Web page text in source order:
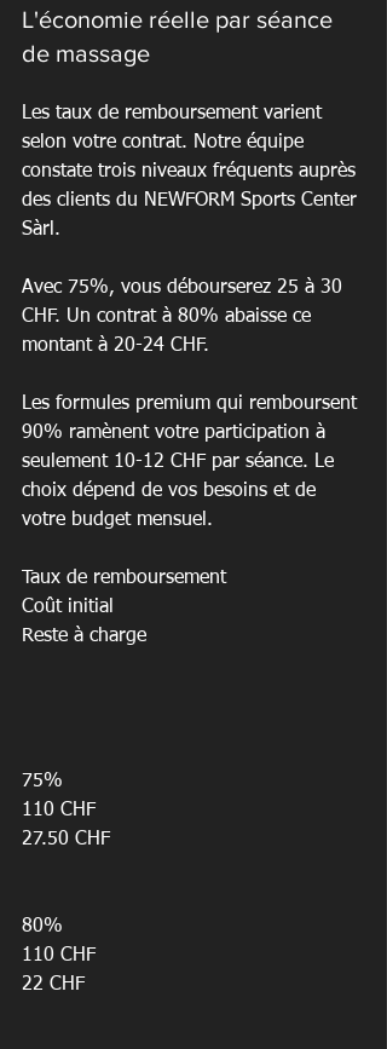
L'économie réelle par séance
de massage
Les taux de remboursement varient
selon votre contrat. Notre équipe
constate trois niveaux fréquents auprès
des clients du NEWFORM Sports Center
Sàrl.
Avec 75%, vous débourserez 25 à 30
CHF. Un contrat à 80% abaisse ce
montant à 20-24 CHF.
Les formules premium qui remboursent
90% ramènent votre participation à
seulement 10-12 CHF par séance. Le
choix dépend de vos besoins et de
votre budget mensuel.
Taux de remboursement
Coût initial
Reste à charge
75%
110 CHF
27.50 CHF
80%
110 CHF
22 CHF